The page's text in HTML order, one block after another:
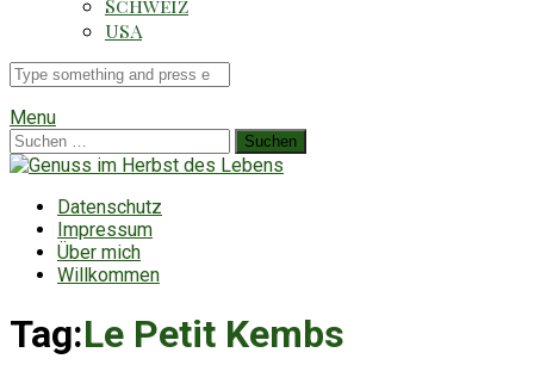
Schweiz
USA
Suche
für
Menu
Suchen
nach:
Datenschutz
Impressum
Über mich
Willkommen
Tag:Le Petit Kembs